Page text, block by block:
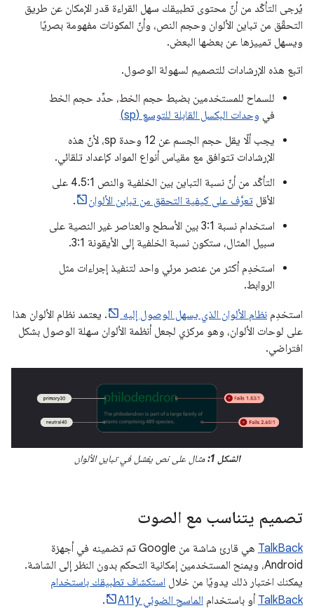
يُرجى التأكّد من أنّ محتوى تطبيقك سهل القراءة قدر الإمكان عن طريق
التحقّق من تباين الألوان وحجم النص، وأنّ المكونات مفهومة بصريًا
ويسهل تمييزها عن بعضها البعض.
اتبع هذه الإرشادات للتصميم لسهولة الوصول.
للسماح للمستخدمين بضبط حجم الخط، حدِّد حجم الخط
في وحدات البكسل القابلة للتوسع (sp)
يجب ألّا يقل حجم الجسم عن 12 وحدة sp، لأنّ هذه
الإرشادات تتوافق مع مقياس أنواع المواد كإعداد تلقائي.
التأكّد من أنّ نسبة التباين بين الخلفية والنص 4.5:1 على
الأقل تعرَّف على كيفية التحقق من تباين الألوان
.
استخدام نسبة 3:1 بين الأسطح والعناصر غير النصية على
سبيل المثال، ستكون نسبة الخلفية إلى الأيقونة 3:1.
استخدِم أكثر من عنصر مرئي واحد لتنفيذ إجراءات مثل
الروابط.
استخدِم نظام الألوان الذي يسهل الوصول إليه
. يعتمد نظام الألوان هذا
على لوحات الألوان، وهو مركزي لجعل أنظمة الألوان سهلة الوصول بشكل
افتراضي.
الشكل 1: مثال على نص يفشل في تباين الألوان
تصميم يتناسب مع الصوت
TalkBack
هي قارئ شاشة من Google تم تضمينه في أجهزة
Android، ويمنح المستخدمين إمكانية التحكم بدون النظر إلى الشاشة.
يمكنك اختبار ذلك يدويًا من خلال استكشاف تطبيقك باستخدام
TalkBack أو باستخدام الماسح الضوئي A11y
.